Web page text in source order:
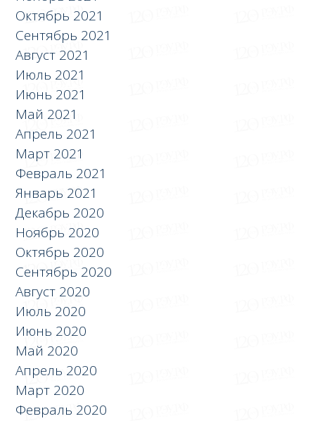
Октябрь 2021
Сентябрь 2021
Август 2021
Июль 2021
Июнь 2021
Май 2021
Апрель 2021
Март 2021
Февраль 2021
Январь 2021
Декабрь 2020
Ноябрь 2020
Октябрь 2020
Сентябрь 2020
Август 2020
Июль 2020
Июнь 2020
Май 2020
Апрель 2020
Март 2020
Февраль 2020